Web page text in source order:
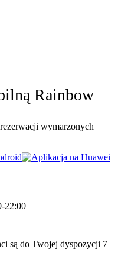
Rainbow
wymarzonych
22:00
są do Twojej dyspozycji 7